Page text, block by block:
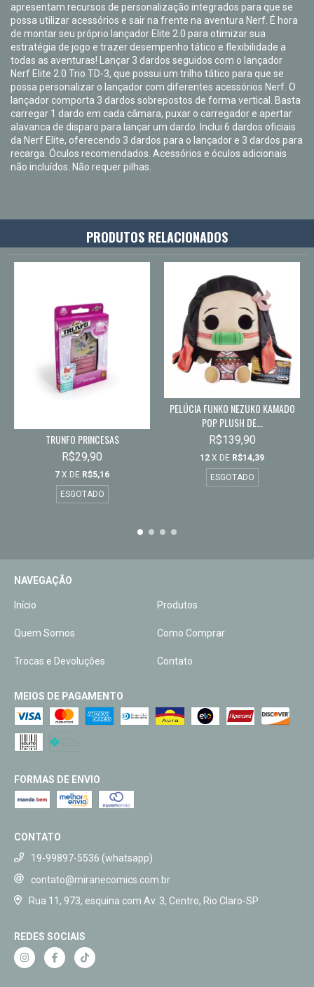
apresentam recursos de personalização integrados para que se
possa utilizar acessórios e sair na frente na aventura Nerf. É hora
de montar seu próprio lançador Elite 2.0 para otimizar sua
estratégia de jogo e trazer desempenho tático e flexibilidade a
todas as aventuras! Lançar 3 dardos seguidos com o lançador
Nerf Elite 2.0 Trio TD-3, que possui um trilho tático para que se
possa personalizar o lançador com diferentes acessórios Nerf. O
lançador comporta 3 dardos sobrepostos de forma vertical. Basta
carregar 1 dardo em cada câmara, puxar o carregador e apertar
alavanca de disparo para lançar um dardo. Inclui 6 dardos oficiais
da Nerf Elite, oferecendo 3 dardos para o lançador e 3 dardos para
recarga. Óculos recomendados. Acessórios e óculos adicionais
não incluídos. Não requer pilhas.
PRODUTOS RELACIONADOS
TRUNFO PRINCESAS
R$29,90
7 X DE R$5,16
ESGOTADO
PELÚCIA FUNKO NEZUKO KAMADO
POP PLUSH DE...
R$139,90
12 X DE R$14,39
ESGOTADO
NAVEGAÇÃO
Início Produtos
Quem Somos Como Comprar
Trocas e Devoluções Contato
MEIOS DE PAGAMENTO
FORMAS DE ENVIO
CONTATO
19-99897-5536 (whatsapp)
contato@miranecomics.com.br
Rua 11, 973, esquina com Av. 3, Centro, Rio Claro-SP
REDES SOCIAIS